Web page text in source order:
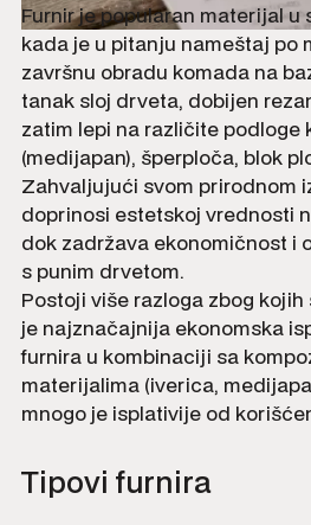
Furnir je popularan materijal
kada je u pitanju nameštaj po
završnu obradu komada na
tanak sloj drveta, dobijen
zatim lepi na različite podloge
(medijapan), šperploča, blok
Zahvaljujući svom prirodnom
doprinosi estetskoj vrednosti
dok zadržava ekonomičnost i
s punim drvetom.
Postoji više razloga zbog
je najznačajnija ekonomska
furnira u kombinaciji sa
materijalima (iverica,
mnogo je isplativije od
Tipovi furnira